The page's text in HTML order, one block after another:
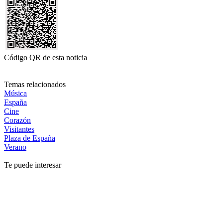
Código QR de esta noticia
Temas relacionados
Música
España
Cine
Corazón
Visitantes
Plaza de España
Verano
Te puede interesar